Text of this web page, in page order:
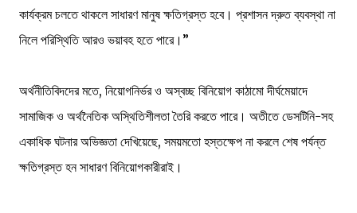
কার্যক্রম চলতে থাকলে সাধারণ মানুষ ক্ষতিগ্রস্ত হবে। প্রশাসন দ্রুত ব্যবস্থা না
নিলে পরিস্থিতি আরও ভয়াবহ হতে পারে।”
অর্থনীতিবিদদের মতে, নিয়োগনির্ভর ও অস্বচ্ছ বিনিয়োগ কাঠামো দীর্ঘমেয়াদে
সামাজিক ও অর্থনৈতিক অস্থিতিশীলতা তৈরি করতে পারে। অতীতে ডেসটিনি-সহ
একাধিক ঘটনার অভিজ্ঞতা দেখিয়েছে, সময়মতো হস্তক্ষেপ না করলে শেষ পর্যন্ত
ক্ষতিগ্রস্ত হন সাধারণ বিনিয়োগকারীরাই।